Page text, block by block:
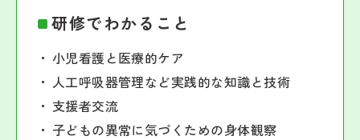
研修でわかること
小児看護と医療的ケア
人工呼吸器管理など実践的な知識と技術
支援者交流
子どもの異常に気づくための身体観察